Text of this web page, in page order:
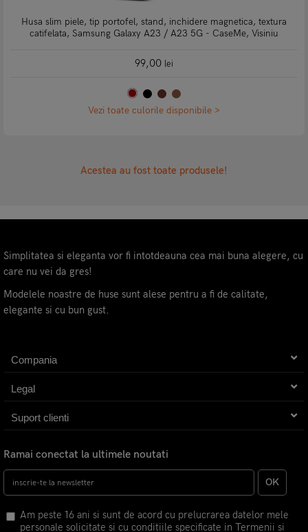
Husa slim piele, tip portofel, stand, inchidere magnetica, textura
catifelata, Samsung Galaxy A23 / A23 5G - CaseMe, Visiniu
99,00 lei
Vezi toate culorile disponibile >
Acestea au fost toate produsele!
Simplitatea si eleganta vor fi intotdeauna cea mai buna alegere, cu
care nu vei da gres!
Modelele noastre de huse sunt alese pentru a fi de calitate,
elegante si cu bun gust.
Compania
Legal
Suport clienti
Ramai conectat la ultimele noutati
OK
Am peste 16 ani si sunt de acord cu prelucrarea datelor mele
personale solicitate si cu conditiile specificate in Termenii si